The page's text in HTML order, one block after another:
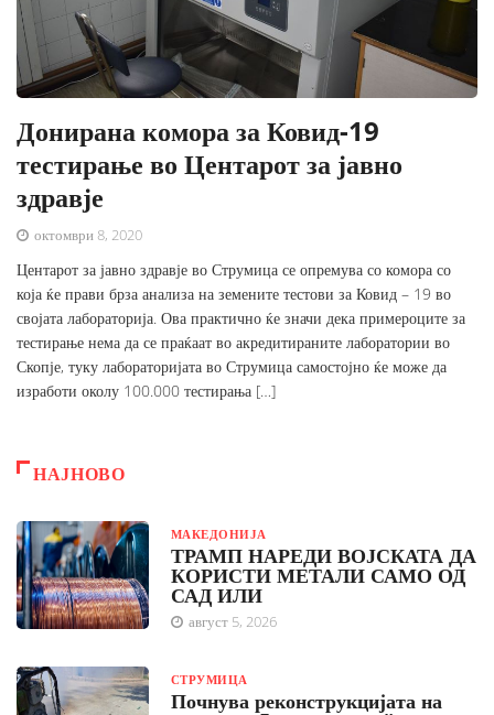
Донирана комора за Ковид-19
тестирање во Центарот за јавно
здравје
октомври 8, 2020
Центарот за јавно здравје во Струмица се опремува со комора со
која ќе прави брза анализа на земените тестови за Ковид – 19 во
својата лабораторија. Ова практично ќе значи дека примероците за
тестирање нема да се праќаат во акредитираните лаборатории во
Скопје, туку лабораторијата во Струмица самостојно ќе може да
изработи околу 100.000 тестирања […]
НАЈНОВО
МАКЕДОНИЈА
ТРАМП НАРЕДИ ВОЈСКАТА ДА
КОРИСТИ МЕТАЛИ САМО ОД
САД ИЛИ
август 5, 2026
СТРУМИЦА
Почнува реконструкцијата на